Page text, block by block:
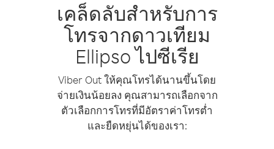
เคล็ดลับสำหรับการ
โทรจากดาวเทียม
Ellipso ไปซีเรีย
Viber Out ให้คุณโทรได้นานขึ้นโดย
จ่ายเงินน้อยลง คุณสามารถเลือกจาก
ตัวเลือกการโทรที่มีอัตราค่าโทรต่ำ
และยืดหยุ่นได้ของเรา: